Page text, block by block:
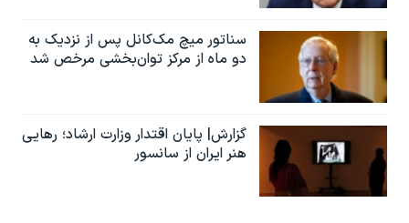
سناتور میچ مک‌کانل پس از نزدیک به
دو ماه از مرکز توان‌بخشی مرخص شد
گزارش| پایان اقتدار وزارت ارشاد؛ رهایی
هنر ایران از سانسور